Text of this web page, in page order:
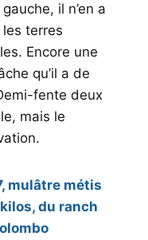
il n’en a
terres
Encore une
qu’il a de
fente deux
mais le
mulâtre métis
du ranch